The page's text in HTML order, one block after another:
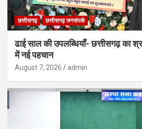
छत्तीसगढ़ छत्तीसगढ़ जनसंपर्क
ढाई साल की उपलब्धियाँ- छत्तीसगढ़ का
में नई पहचान
August 7, 2026 admin